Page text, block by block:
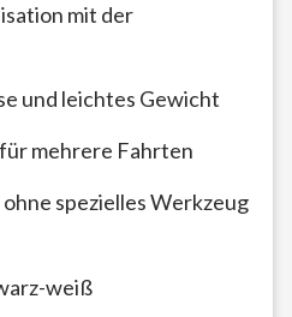
mit der
und leichtes Gewicht
mehrere Fahrten
spezielles Werkzeug
weiß